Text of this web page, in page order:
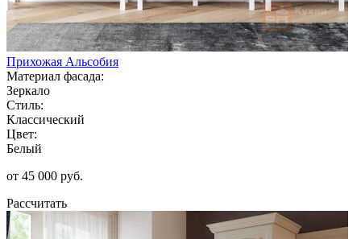
Прихожая Альсобия
Материал фасада:
Зеркало
Стиль:
Классический
Цвет:
Белый
от 45 000 руб.
Рассчитать